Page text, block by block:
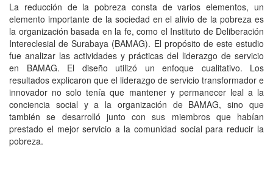
La reducción de la pobreza consta de varios elementos, un
elemento importante de la sociedad en el alivio de la pobreza es
la organización basada en la fe, como el Instituto de Deliberación
Intereclesial de Surabaya (BAMAG). El propósito de este estudio
fue analizar las actividades y prácticas del liderazgo de servicio
en BAMAG. El diseño utilizó un enfoque cualitativo. Los
resultados explicaron que el liderazgo de servicio transformador e
innovador no solo tenía que mantener y permanecer leal a la
conciencia social y a la organización de BAMAG, sino que
también se desarrolló junto con sus miembros que habían
prestado el mejor servicio a la comunidad social para reducir la
pobreza.